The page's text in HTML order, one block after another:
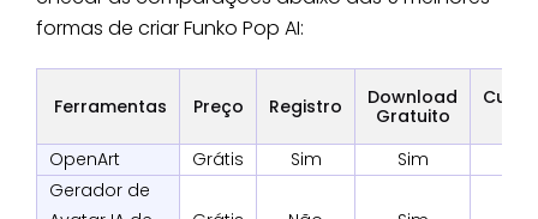
formas de criar Funko Pop AI:
Ferramentas Preço Registro
Download
Gratuito
OpenArt
Grátis Sim Sim
Gerador de